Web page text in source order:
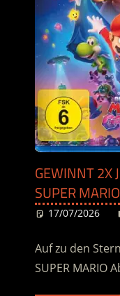
GEWINNT 2X
SUPER
17/07/2026
Auf zu den
SUPER MARIO